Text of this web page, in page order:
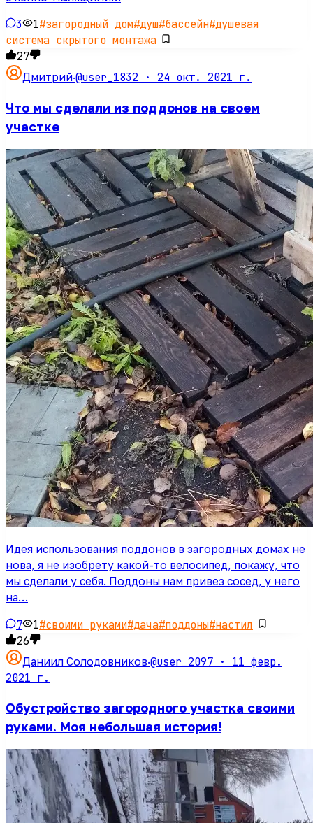
3 1#загородный дом#душ#бассейн#душевая
система скрытого монтажа
27
Дмитрий·@user_1832 · 24 окт. 2021 г.
Что мы сделали из поддонов на своем
участке
Идея использования поддонов в загородных домах не
нова, я не изобрету какой-то велосипед, покажу, что
мы сделали у себя. Поддоны нам привез сосед, у него
на…
7 1#своими руками#дача#поддоны#настил
26
Даниил Солодовников·@user_2097 · 11 февр.
2021 г.
Обустройство загородного участка своими
руками. Моя небольшая история!